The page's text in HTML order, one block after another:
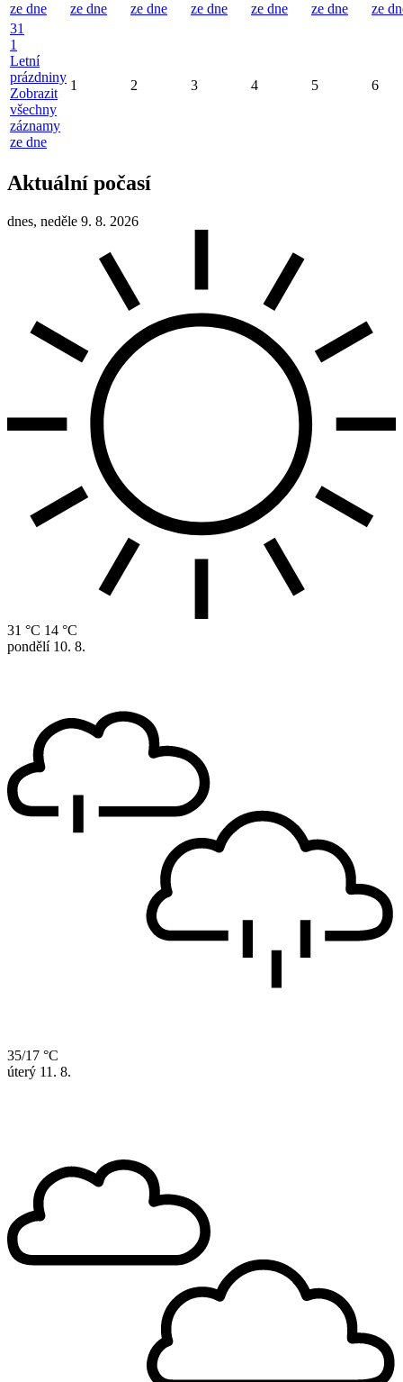
ze dne
ze dne
ze dne
ze dne
ze dne
ze dne
ze
31
1
Letní
prázdniny
Zobrazit
všechny
záznamy
ze dne
1 2 3 4 5 6
Aktuální počasí
dnes, neděle 9. 8. 2026
31 °C 14 °C
pondělí 10. 8.
35/17 °C
úterý 11. 8.